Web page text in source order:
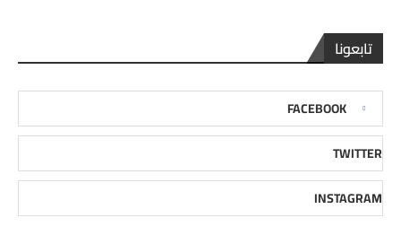
تابعونا
FACEBOOK
TWITTER
INSTAGRAM